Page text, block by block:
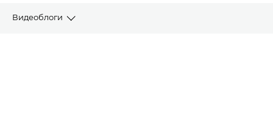
Видеоблоги